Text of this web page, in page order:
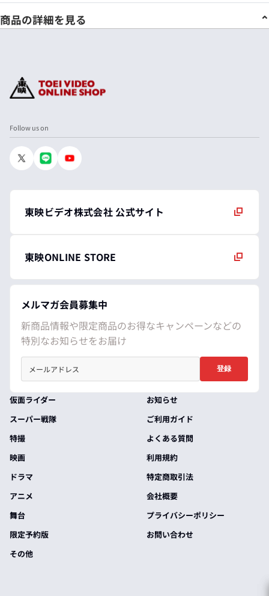
商品の詳細を見る
Follow us on
東映ビデオ株式会社 公式サイト
東映ONLINE STORE
メルマガ会員募集中
新商品情報や限定商品のお得なキャンペーンなどの
特別なお知らせをお届け
登録
仮面ライダー
スーパー戦隊
特撮
映画
ドラマ
アニメ
舞台
限定予約版
その他
お知らせ
ご利用ガイド
よくある質問
利用規約
特定商取引法
会社概要
プライバシーポリシー
お問い合わせ